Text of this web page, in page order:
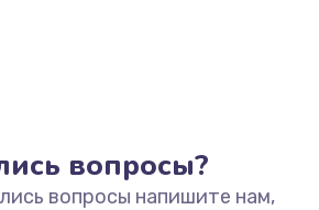
вопросы?
вопросы напишите нам,